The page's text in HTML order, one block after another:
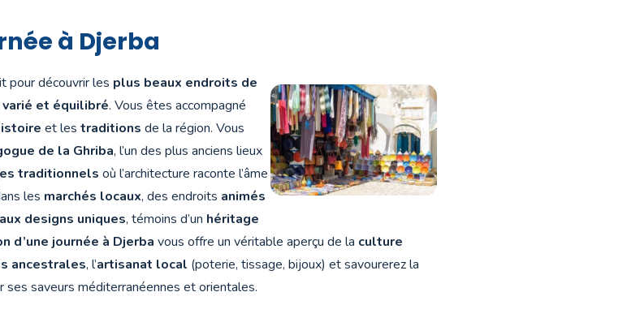
à Djerba
pour découvrir les plus beaux endroits de
et équilibré. Vous êtes accompagné
et les traditions de la région. Vous
de la Ghriba, l’un des plus anciens lieux
traditionnels où l’architecture raconte l’âme
les marchés locaux, des endroits animés
designs uniques, témoins d’un héritage
d’une journée à Djerba vous offre un véritable aperçu de la culture
ancestrales, l’artisanat local (poterie, tissage, bijoux) et savourerez la
saveurs méditerranéennes et orientales.